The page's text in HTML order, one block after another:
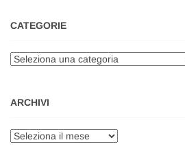
CATEGORIE
Categorie
ARCHIVI
Archivi